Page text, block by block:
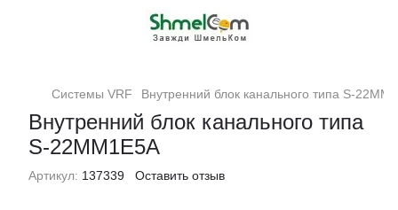
Системы VRF Внутренний блок канального типа S-
Внутренний блок канального типа
S-22MM1E5A
Артикул: 137339 Оставить отзыв